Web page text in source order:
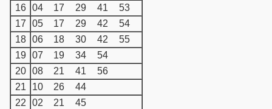
16
04 17 29 41
53
17
05 17 29 42
54
18
06 18 30 42
55
19
07 19 34
54
20
08 21 41
56
21
10 26
44
22
02 21
45